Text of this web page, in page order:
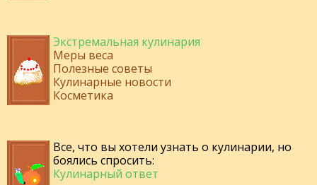
Экстремальная кулинария
Меры веса
Полезные советы
Кулинарные новости
Косметика
Все, что вы хотели узнать о кулинарии, но
боялись спросить:
Кулинарный ответ